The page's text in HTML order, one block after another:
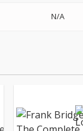
N/A